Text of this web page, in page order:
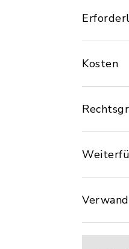
Kosten